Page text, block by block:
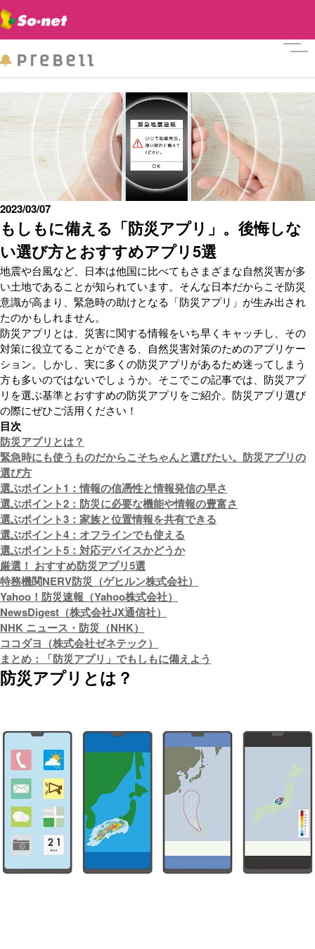
もしもに備える「防災アプリ」。後悔しな
い選び方とおすすめアプリ5選
2023/03/07
地震や台風など、日本は他国に比べてもさまざまな自然災害が多
い土地であることが知られています。そんな日本だからこそ防災
意識が高まり、緊急時の助けとなる「防災アプリ」が生み出され
たのかもしれません。
防災アプリとは、災害に関する情報をいち早くキャッチし、その
対策に役立てることができる、自然災害対策のためのアプリケー
ション。しかし、実に多くの防災アプリがあるため迷ってしまう
方も多いのではないでしょうか。そこでこの記事では、防災アプ
リを選ぶ基準とおすすめの防災アプリをご紹介。防災アプリ選び
の際にぜひご活用ください！
目次
防災アプリとは？
緊急時にも使うものだからこそちゃんと選びたい。防災アプリの
選び方
選ぶポイント1：情報の信憑性と情報発信の早さ
選ぶポイント2：防災に必要な機能や情報の豊富さ
選ぶポイント3：家族と位置情報を共有できる
選ぶポイント4：オフラインでも使える
選ぶポイント5：対応デバイスかどうか
厳選！ おすすめ防災アプリ5選
特務機関NERV防災（ゲヒルン株式会社）
Yahoo！防災速報（Yahoo株式会社）
NewsDigest（株式会社JX通信社）
NHK ニュース・防災（NHK）
ココダヨ（株式会社ゼネテック）
まとめ：「防災アプリ」でもしもに備えよう
防災アプリとは？